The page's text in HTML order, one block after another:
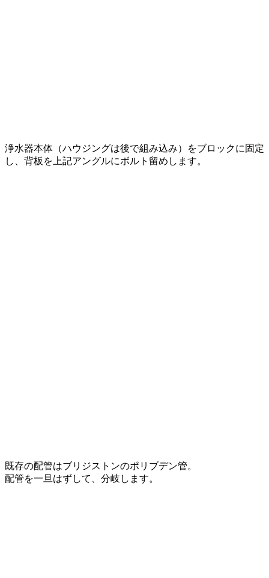
浄水器本体（ハウジングは後で組み込み）をブロックに固定
し、背板を上記アングルにボルト留めします。
既存の配管はブリジストンのポリブデン管。
配管を一旦はずして、分岐します。